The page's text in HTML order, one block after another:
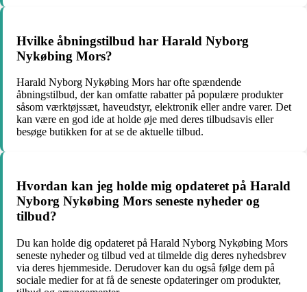
Hvilke åbningstilbud har Harald Nyborg
Nykøbing Mors?
Harald Nyborg Nykøbing Mors har ofte spændende
åbningstilbud, der kan omfatte rabatter på populære produkter
såsom værktøjssæt, haveudstyr, elektronik eller andre varer. Det
kan være en god ide at holde øje med deres tilbudsavis eller
besøge butikken for at se de aktuelle tilbud.
Hvordan kan jeg holde mig opdateret på Harald
Nyborg Nykøbing Mors seneste nyheder og
tilbud?
Du kan holde dig opdateret på Harald Nyborg Nykøbing Mors
seneste nyheder og tilbud ved at tilmelde dig deres nyhedsbrev
via deres hjemmeside. Derudover kan du også følge dem på
sociale medier for at få de seneste opdateringer om produkter,